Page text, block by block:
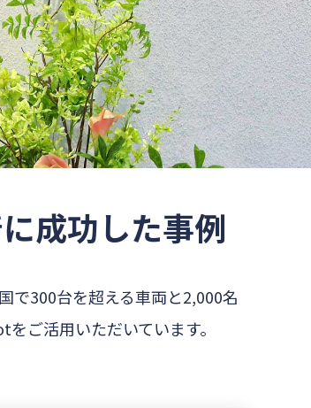
成功した事例
で300台を超える車両と2,000名
ご活用いただいています。